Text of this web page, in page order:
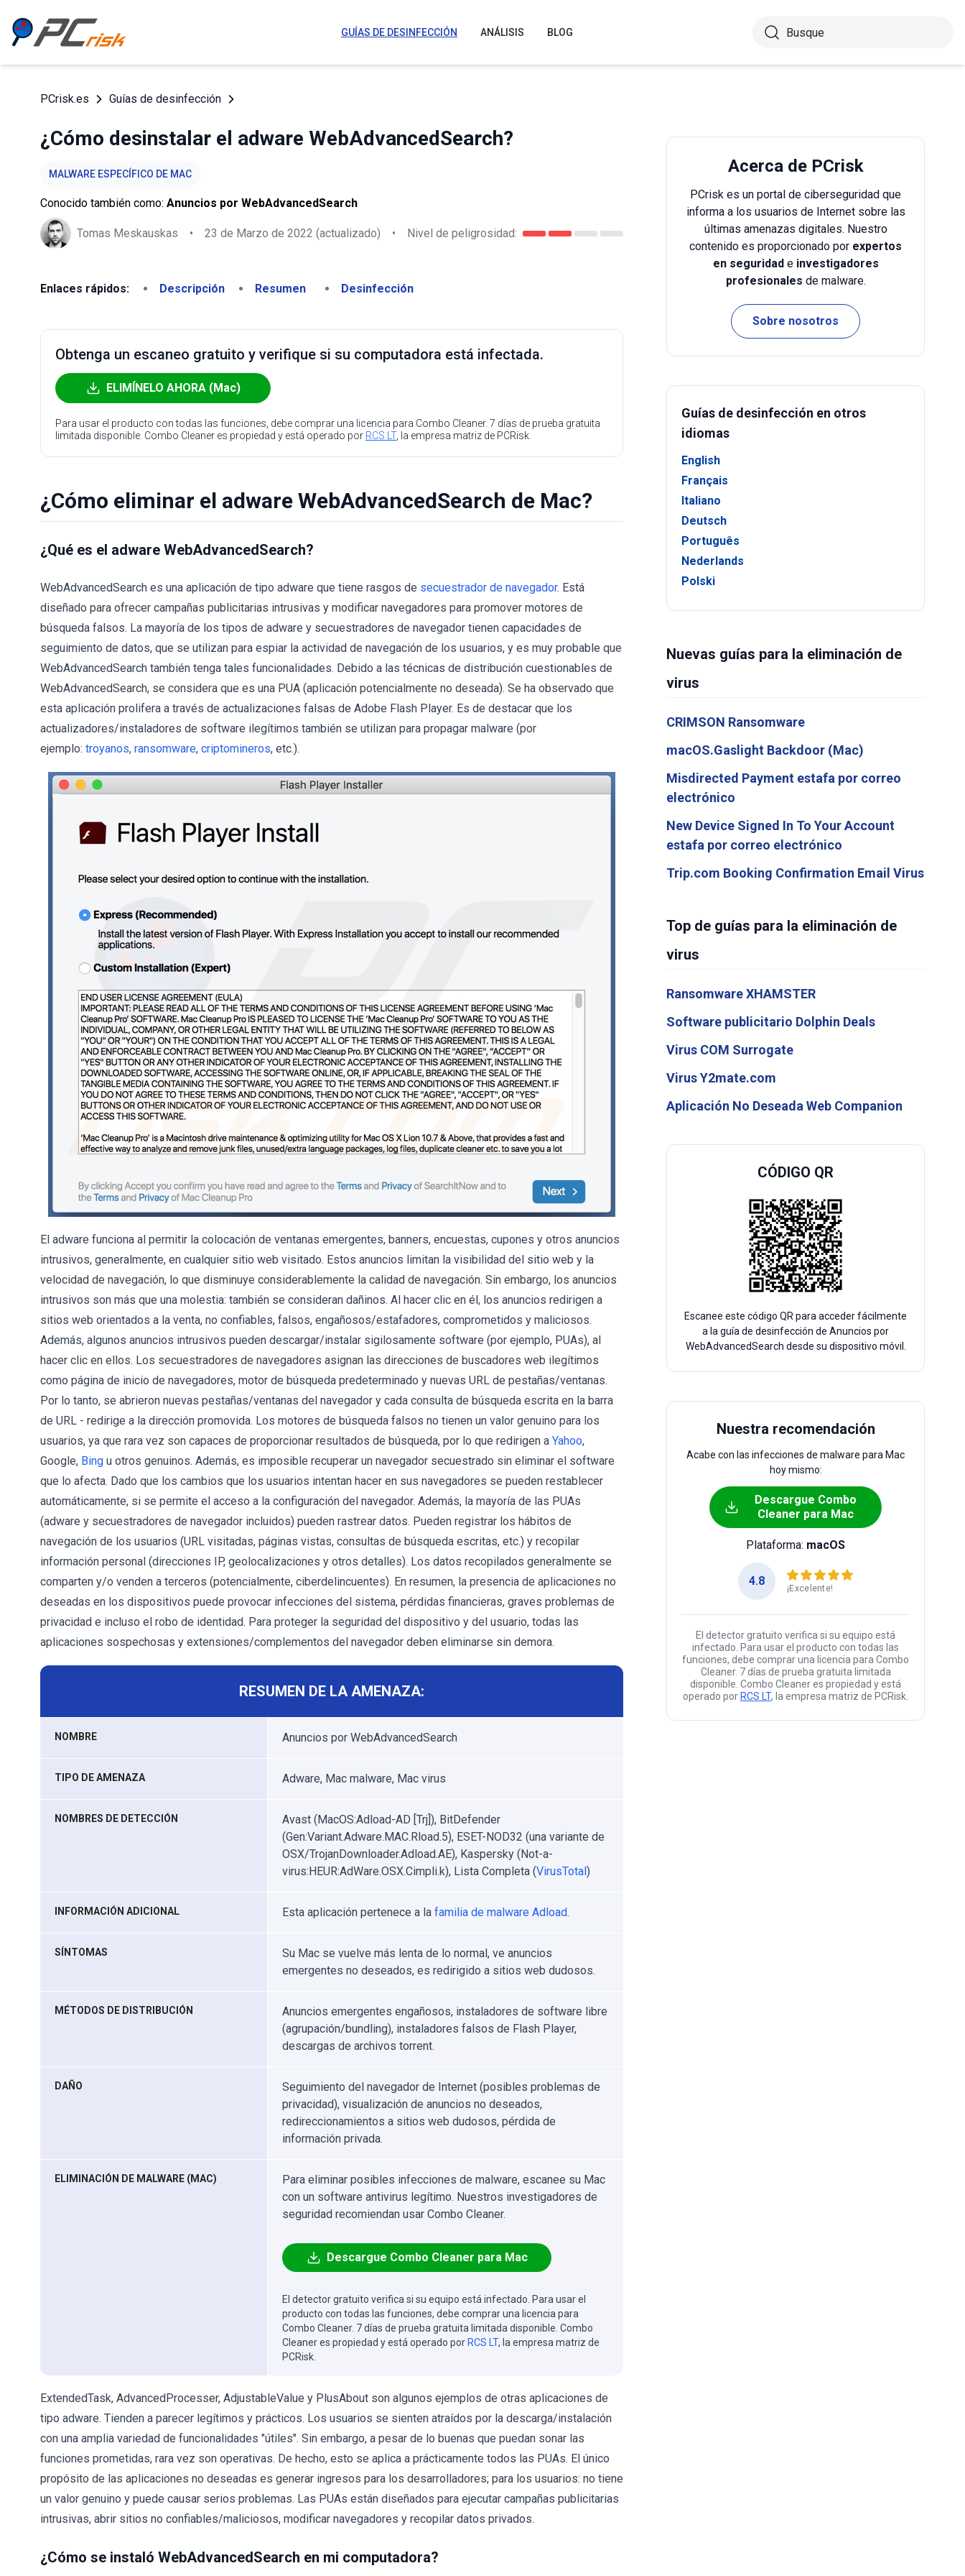
GUÍAS DE DESINFECCIÓN ANÁLISIS BLOG
PCrisk.es Guías de desinfección
¿Cómo desinstalar el adware WebAdvancedSearch?
MALWARE ESPECÍFICO DE MAC
Conocido también como: Anuncios por WebAdvancedSearch
Tomas Meskauskas • 23 de Marzo de 2022 (actualizado) • Nivel de peligrosidad:
Enlaces rápidos: Descripción Resumen Desinfección
Obtenga un escaneo gratuito y verifique si su computadora está infectada.
ELIMÍNELO AHORA (Mac)
Para usar el producto con todas las funciones, debe comprar una licencia para Combo Cleaner. 7 días de prueba gratuita
limitada disponible. Combo Cleaner es propiedad y está operado por RCS LT, la empresa matriz de PCRisk.
¿Cómo eliminar el adware WebAdvancedSearch de Mac?
¿Qué es el adware WebAdvancedSearch?
WebAdvancedSearch es una aplicación de tipo adware que tiene rasgos de secuestrador de navegador. Está
diseñado para ofrecer campañas publicitarias intrusivas y modificar navegadores para promover motores de
búsqueda falsos. La mayoría de los tipos de adware y secuestradores de navegador tienen capacidades de
seguimiento de datos, que se utilizan para espiar la actividad de navegación de los usuarios, y es muy probable que
WebAdvancedSearch también tenga tales funcionalidades. Debido a las técnicas de distribución cuestionables de
WebAdvancedSearch, se considera que es una PUA (aplicación potencialmente no deseada). Se ha observado que
esta aplicación prolifera a través de actualizaciones falsas de Adobe Flash Player. Es de destacar que los
actualizadores/instaladores de software ilegítimos también se utilizan para propagar malware (por
ejemplo: troyanos, ransomware, criptomineros, etc.).
El adware funciona al permitir la colocación de ventanas emergentes, banners, encuestas, cupones y otros anuncios
intrusivos, generalmente, en cualquier sitio web visitado. Estos anuncios limitan la visibilidad del sitio web y la
velocidad de navegación, lo que disminuye considerablemente la calidad de navegación. Sin embargo, los anuncios
intrusivos son más que una molestia: también se consideran dañinos. Al hacer clic en él, los anuncios redirigen a
sitios web orientados a la venta, no confiables, falsos, engañosos/estafadores, comprometidos y maliciosos.
Además, algunos anuncios intrusivos pueden descargar/instalar sigilosamente software (por ejemplo, PUAs), al
hacer clic en ellos. Los secuestradores de navegadores asignan las direcciones de buscadores web ilegítimos
como página de inicio de navegadores, motor de búsqueda predeterminado y nuevas URL de pestañas/ventanas.
Por lo tanto, se abrieron nuevas pestañas/ventanas del navegador y cada consulta de búsqueda escrita en la barra
de URL - redirige a la dirección promovida. Los motores de búsqueda falsos no tienen un valor genuino para los
usuarios, ya que rara vez son capaces de proporcionar resultados de búsqueda, por lo que redirigen a Yahoo,
Google, Bing u otros genuinos. Además, es imposible recuperar un navegador secuestrado sin eliminar el software
que lo afecta. Dado que los cambios que los usuarios intentan hacer en sus navegadores se pueden restablecer
automáticamente, si se permite el acceso a la configuración del navegador. Además, la mayoría de las PUAs
(adware y secuestradores de navegador incluidos) pueden rastrear datos. Pueden registrar los hábitos de
navegación de los usuarios (URL visitadas, páginas vistas, consultas de búsqueda escritas, etc.) y recopilar
información personal (direcciones IP, geolocalizaciones y otros detalles). Los datos recopilados generalmente se
comparten y/o venden a terceros (potencialmente, ciberdelincuentes). En resumen, la presencia de aplicaciones no
deseadas en los dispositivos puede provocar infecciones del sistema, pérdidas financieras, graves problemas de
privacidad e incluso el robo de identidad. Para proteger la seguridad del dispositivo y del usuario, todas las
aplicaciones sospechosas y extensiones/complementos del navegador deben eliminarse sin demora.
RESUMEN DE LA AMENAZA:
NOMBRE Anuncios por WebAdvancedSearch
TIPO DE AMENAZA Adware, Mac malware, Mac virus
NOMBRES DE DETECCIÓN
Avast (MacOS:Adload-AD [Trj]), BitDefender
(Gen:Variant.Adware.MAC.Rload.5), ESET-NOD32 (una variante de
OSX/TrojanDownloader.Adload.AE), Kaspersky (Not-a-
virus:HEUR:AdWare.OSX.Cimpli.k), Lista Completa (VirusTotal)
INFORMACIÓN ADICIONAL Esta aplicación pertenece a la familia de malware Adload.
SÍNTOMAS
Su Mac se vuelve más lenta de lo normal, ve anuncios
emergentes no deseados, es redirigido a sitios web dudosos.
MÉTODOS DE DISTRIBUCIÓN
Anuncios emergentes engañosos, instaladores de software libre
(agrupación/bundling), instaladores falsos de Flash Player,
descargas de archivos torrent.
DAÑO
Seguimiento del navegador de Internet (posibles problemas de
privacidad), visualización de anuncios no deseados,
redireccionamientos a sitios web dudosos, pérdida de
información privada.
ELIMINACIÓN DE MALWARE (MAC)
Para eliminar posibles infecciones de malware, escanee su Mac
con un software antivirus legítimo. Nuestros investigadores de
seguridad recomiendan usar Combo Cleaner.
Descargue Combo Cleaner para Mac
El detector gratuito verifica si su equipo está infectado. Para usar el
producto con todas las funciones, debe comprar una licencia para
Combo Cleaner. 7 días de prueba gratuita limitada disponible. Combo
Cleaner es propiedad y está operado por RCS LT, la empresa matriz de
PCRisk.
ExtendedTask, AdvancedProcesser, AdjustableValue y PlusAbout son algunos ejemplos de otras aplicaciones de
tipo adware. Tienden a parecer legítimos y prácticos. Los usuarios se sienten atraídos por la descarga/instalación
con una amplia variedad de funcionalidades "útiles". Sin embargo, a pesar de lo buenas que puedan sonar las
funciones prometidas, rara vez son operativas. De hecho, esto se aplica a prácticamente todos las PUAs. El único
propósito de las aplicaciones no deseadas es generar ingresos para los desarrolladores; para los usuarios: no tiene
un valor genuino y puede causar serios problemas. Las PUAs están diseñados para ejecutar campañas publicitarias
intrusivas, abrir sitios no confiables/maliciosos, modificar navegadores y recopilar datos privados.
¿Cómo se instaló WebAdvancedSearch en mi computadora?
Acerca de PCrisk
PCrisk es un portal de ciberseguridad que
informa a los usuarios de Internet sobre las
últimas amenazas digitales. Nuestro
contenido es proporcionado por expertos
en seguridade investigadores
profesionales de malware.
Sobre nosotros
Guías de desinfección en otros
idiomas
English
Français
Italiano
Deutsch
Português
Nederlands
Polski
Nuevas guías para la eliminación de
virus
CRIMSON Ransomware
macOS.Gaslight Backdoor (Mac)
Misdirected Payment estafa por correo
electrónico
New Device Signed In To Your Account
estafa por correo electrónico
Trip.com Booking Confirmation Email Virus
Top de guías para la eliminación de
virus
Ransomware XHAMSTER
Software publicitario Dolphin Deals
Virus COM Surrogate
Virus Y2mate.com
Aplicación No Deseada Web Companion
CÓDIGO QR
Escanee este código QR para acceder fácilmente
a la guía de desinfección de Anuncios por
WebAdvancedSearch desde su dispositivo móvil.
Nuestra recomendación
Acabe con las infecciones de malware para Mac
hoy mismo:
Descargue Combo
Cleaner para Mac
Plataforma: macOS
4.8
¡Excelente!
El detector gratuito verifica si su equipo está
infectado. Para usar el producto con todas las
funciones, debe comprar una licencia para Combo
Cleaner. 7 días de prueba gratuita limitada
disponible. Combo Cleaner es propiedad y está
operado por RCS LT, la empresa matriz de PCRisk.